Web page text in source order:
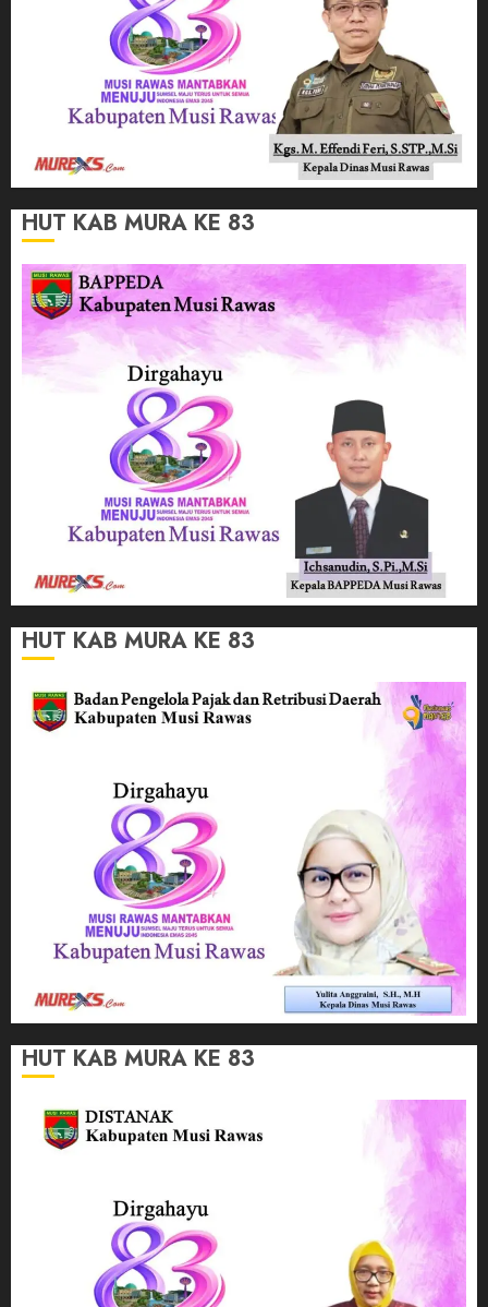
HUT KAB MURA KE 83
HUT KAB MURA KE 83
HUT KAB MURA KE 83